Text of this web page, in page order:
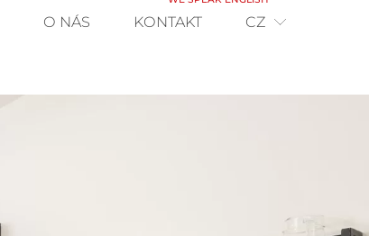
O NÁS KONTAKT CZ